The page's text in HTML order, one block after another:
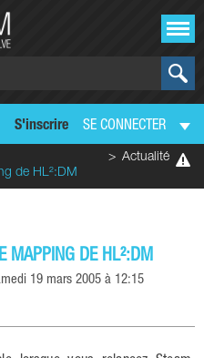
S'inscrire SE CONNECTER
Actualité
de HL²:DM
MAPPING DE HL²:DM
19 mars 2005 à 12:15